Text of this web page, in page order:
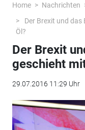
Home Nachrichten
Der Brexit und
Öl?
Der Brexit
geschieht
29.07.2016 11:29 Uhr